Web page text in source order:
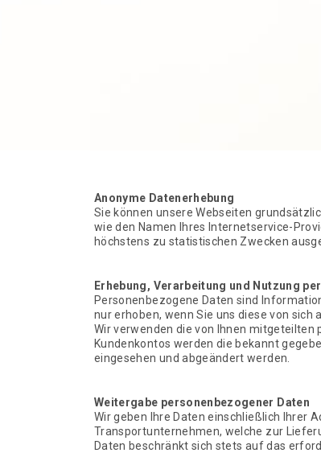
Anonyme Datenerhebung
Sie können unsere Webseiten
wie den Namen Ihres Internetservice-
höchstens zu statistischen Zwecken
Erhebung, Verarbeitung und Nutzung
Personenbezogene Daten sind
nur erhoben, wenn Sie uns diese von
Wir verwenden die von Ihnen
Kundenkontos werden die bekannt
eingesehen und abgeändert werden.
Weitergabe personenbezogener Daten
Wir geben Ihre Daten einschließlich Ihrer
Transportunternehmen, welche zur
Daten beschränkt sich stets auf das